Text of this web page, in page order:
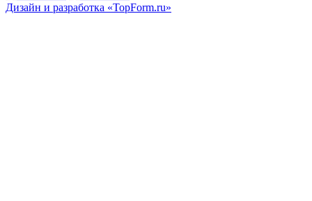
Дизайн и разработка «TopForm.ru»